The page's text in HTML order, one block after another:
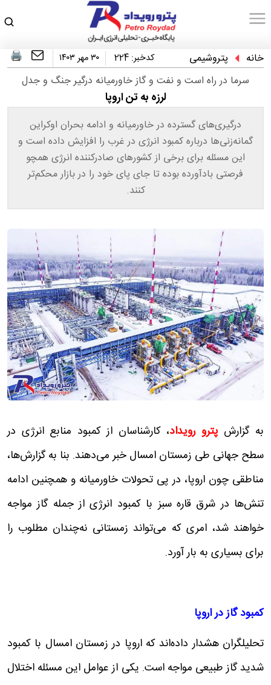
خانه پتروشیمی کدخبر: 224 ۳۰ مهر ۱۴۰۳
سرما در راه است و نفت و گاز خاورمیانه درگیر جنگ و جدل
لرزه به تن اروپا
درگیری‌های گسترده در خاورمیانه و ادامه بحران اوکراین
گمانه‌زنی‌ها درباره کمبود انرژی در غرب را افزایش داده است و
این مسئله برای برخی از کشورهای صادرکننده انرژی همچو
فرصتی بادآورده بوده تا جای پای خود را در بازار محکم‌تر
کنند.
به گزارشپترو رویداد، کارشناسان از کمبود منابع انرژی در
سطح جهانی طی زمستان امسال خبر می‌دهند. بنا به گزارش‌ها،
مناطقی چون اروپا، در پی تحولات خاورمیانه و همچنین ادامه
تنش‌ها در شرق قاره سبز با کمبود انرژی از جمله گاز مواجه
خواهند شد، امری که می‌تواند زمستانی نه‌چندان مطلوب را
برای بسیاری به بار آورد.
کمبود گاز در اروپا
تحلیلگران هشدار داده‌اند که اروپا در زمستان امسال با کمبود
شدید گاز طبیعی مواجه است. یکی از عوامل این مسئله اختلال